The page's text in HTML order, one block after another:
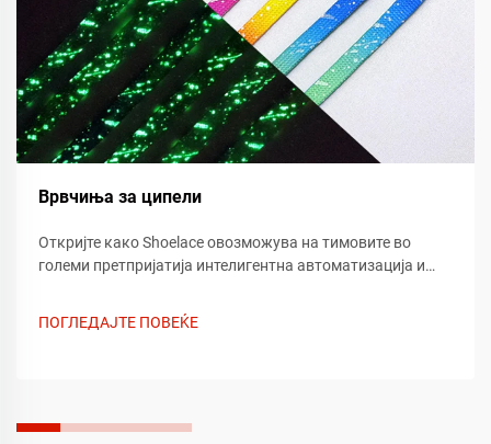
Врвчиња за ципели
Откријте како Shoelace овозможува на тимовите во
големи претпријатија интелигентна автоматизација и
ефикасноста на вашиот работен процес веднаш —
дознајте повеќе сега.
ПОГЛЕДАЈТЕ ПОВЕЌЕ